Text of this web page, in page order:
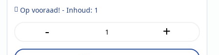
Op vooraad! - Inhoud: 1
-
Greenspeed
velcro
+